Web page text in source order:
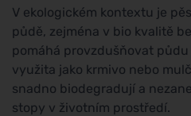
V ekologickém kontextu je
půdě, zejména v bio kvalitě
pomáhá provzdušňovat
využita jako krmivo nebo
snadno biodegradují a
stopy v životním prostředí.